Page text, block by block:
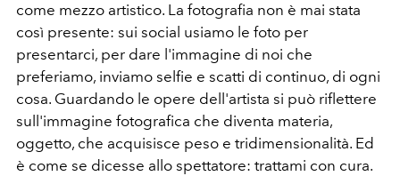
come mezzo artistico. La fotografia non è mai stata
così presente: sui social usiamo le foto per
presentarci, per dare l'immagine di noi che
preferiamo, inviamo selfie e scatti di continuo, di ogni
cosa. Guardando le opere dell'artista si può riflettere
sull'immagine fotografica che diventa materia,
oggetto, che acquisisce peso e tridimensionalità. Ed
è come se dicesse allo spettatore: trattami con cura.